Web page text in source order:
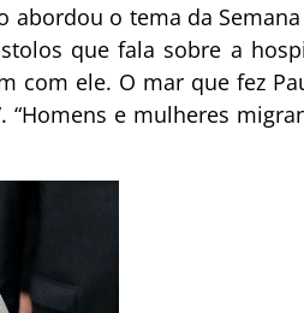
abordou o tema da
que fala sobre a
com ele. O mar que fez
“Homens e mulheres